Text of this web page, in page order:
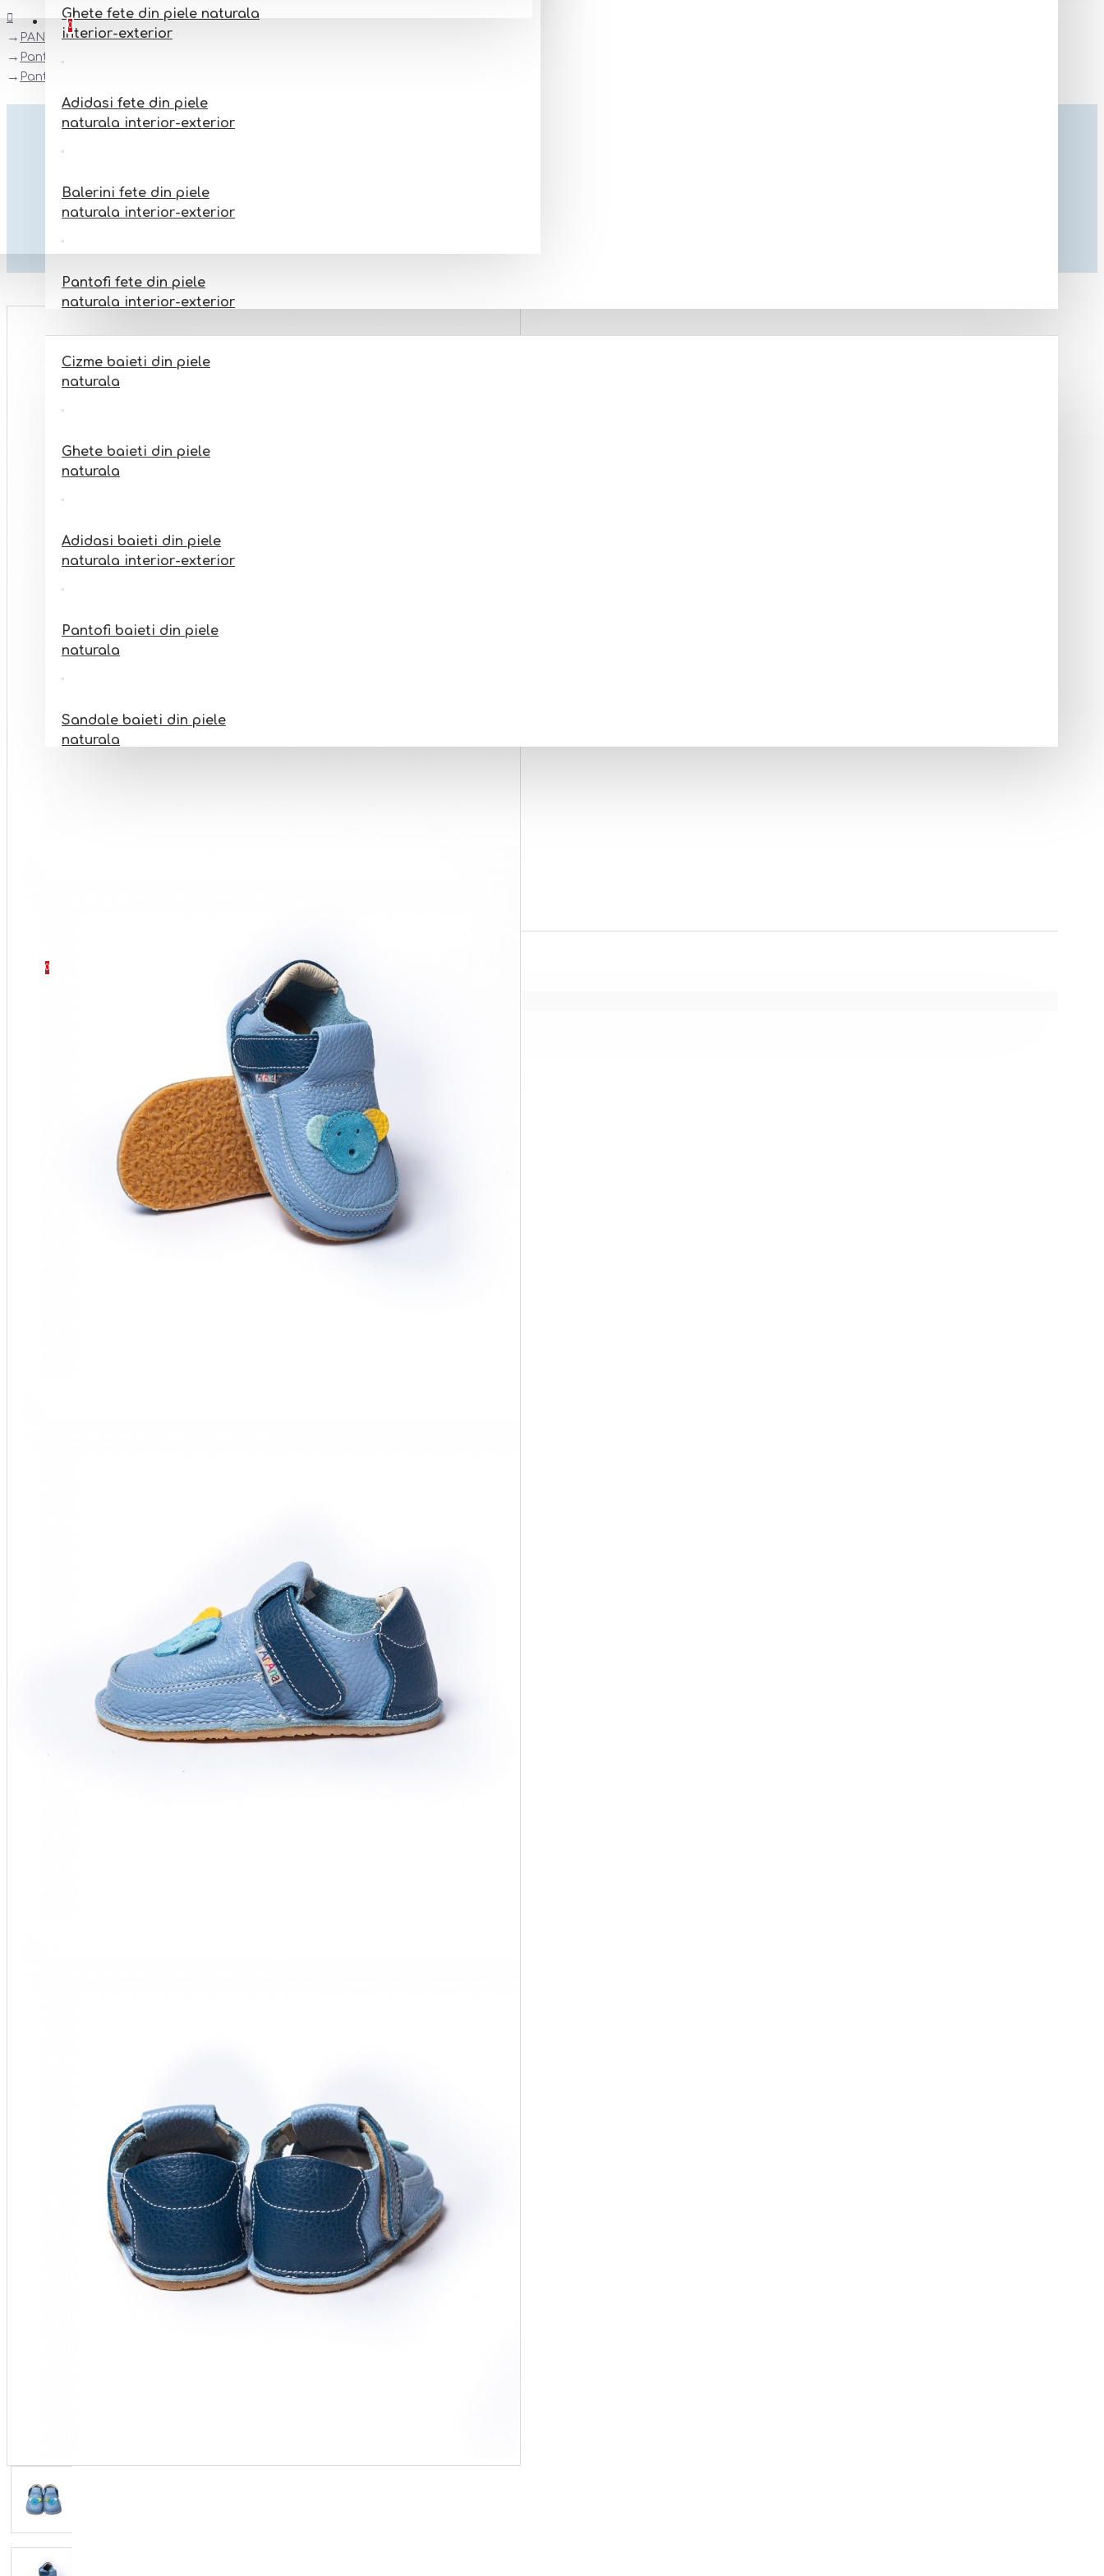
FavoriteAdauga la favorite
0
Ghete fete din piele naturala
interior-exterior
Adidasi fete din piele
naturala interior-exterior
Balerini fete din piele
naturala interior-exterior
Pantofi fete din piele
naturala interior-exterior
Sandale fete din piele
naturala interior-exterior
Cizme baieti din piele
naturala
Ghete baieti din piele
naturala
Adidasi baieti din piele
naturala interior-exterior
Pantofi baieti din piele
naturala
Sandale baieti din piele
naturala
0
PANTOFI BAREFOOT DIN PIELE NATURALA
Pantofi BAREFFOT
Pantofi barefoot din piele naturala Arisori Happy Koala